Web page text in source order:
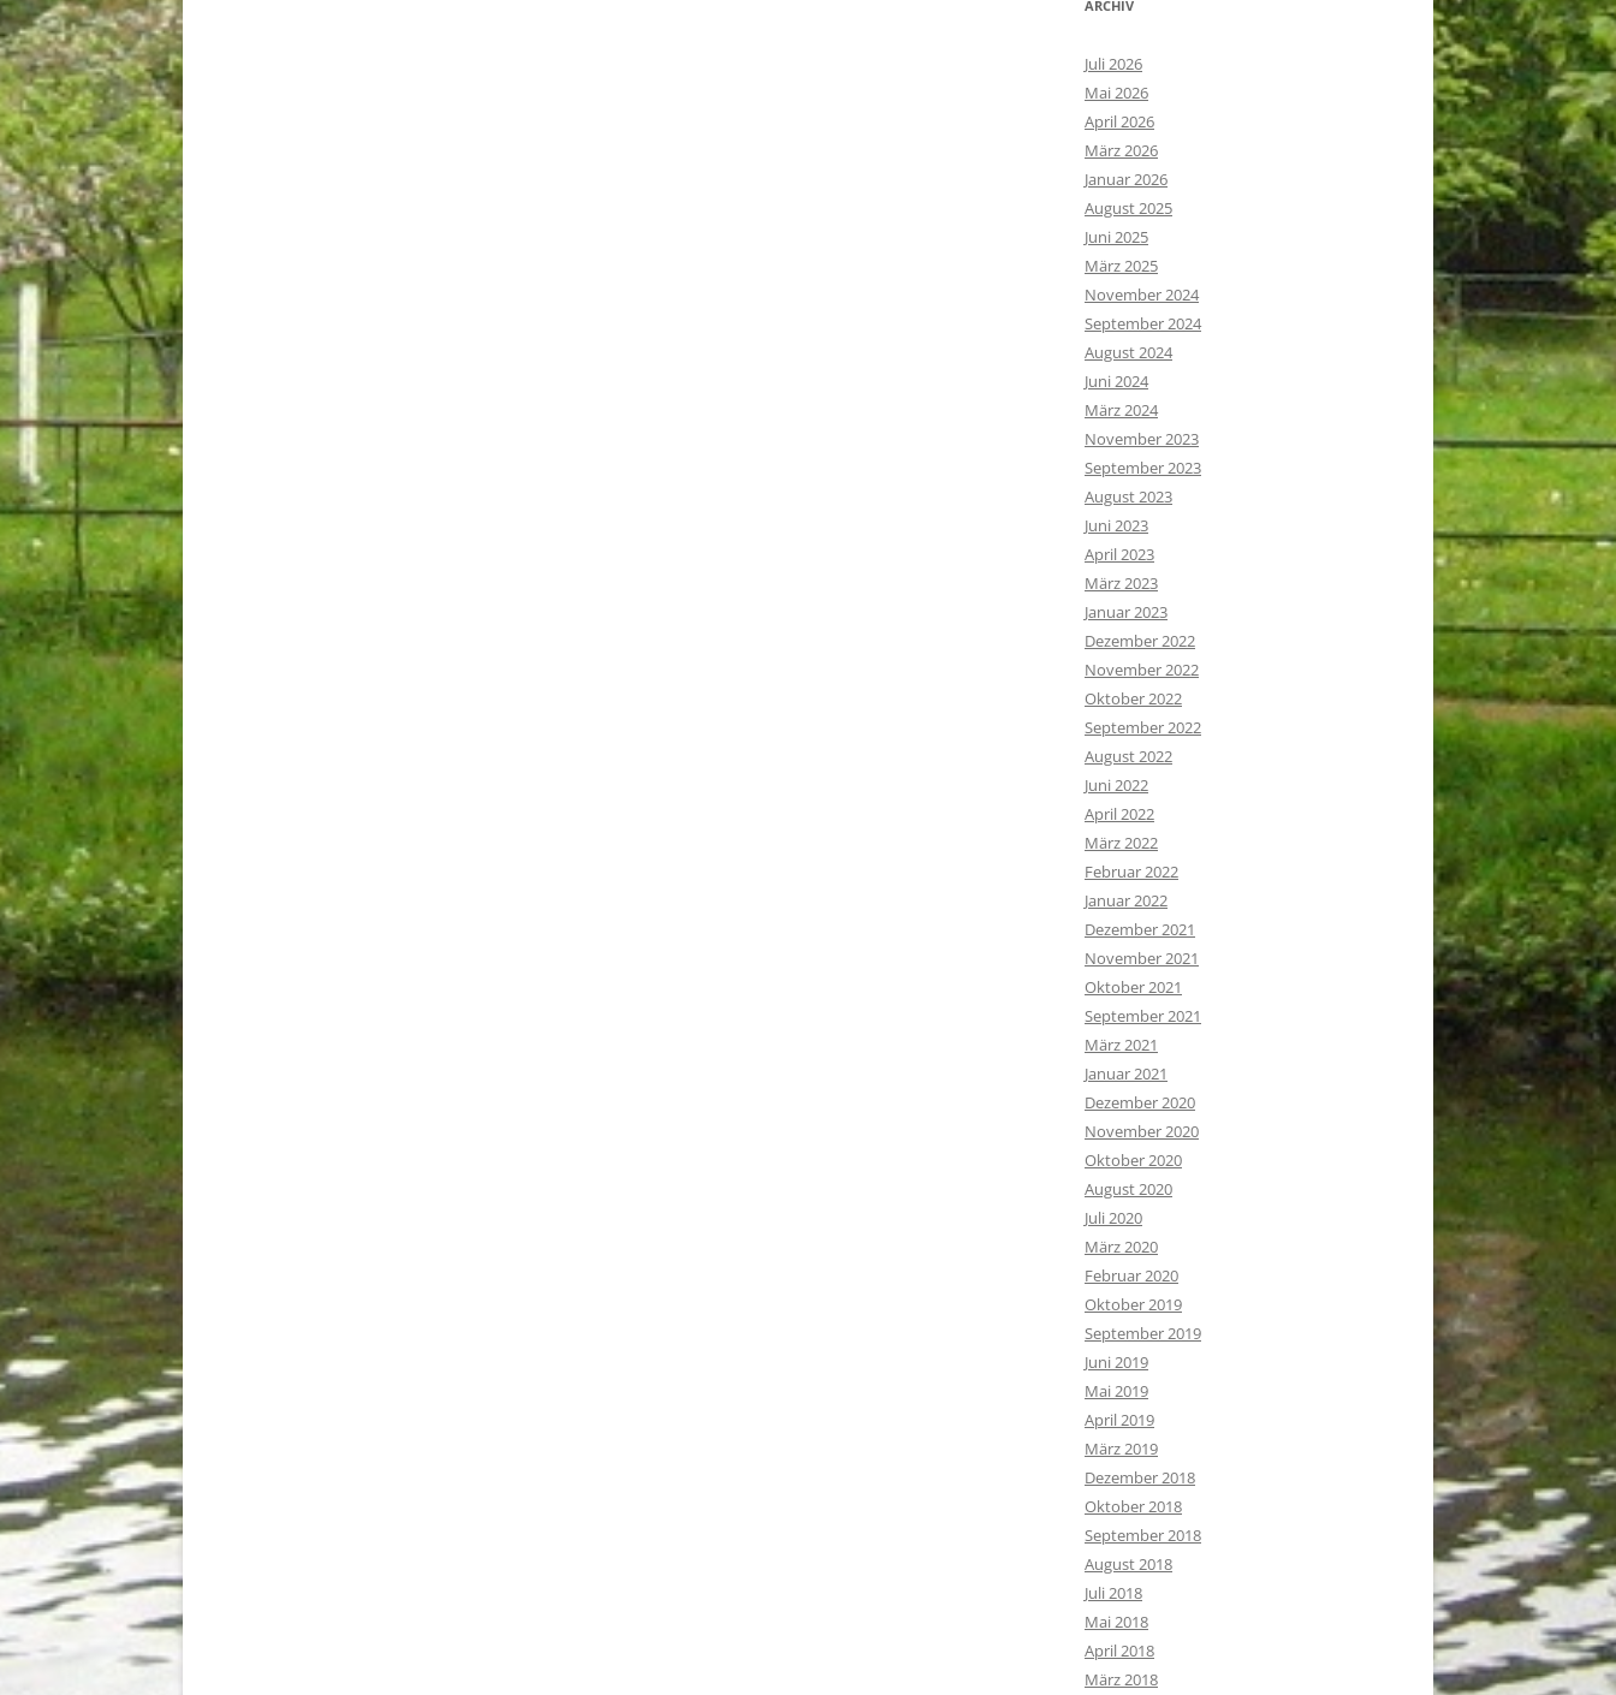
ARCHIV
Juli 2026
Mai 2026
April 2026
März 2026
Januar 2026
August 2025
Juni 2025
März 2025
November 2024
September 2024
August 2024
Juni 2024
März 2024
November 2023
September 2023
August 2023
Juni 2023
April 2023
März 2023
Januar 2023
Dezember 2022
November 2022
Oktober 2022
September 2022
August 2022
Juni 2022
April 2022
März 2022
Februar 2022
Januar 2022
Dezember 2021
November 2021
Oktober 2021
September 2021
März 2021
Januar 2021
Dezember 2020
November 2020
Oktober 2020
August 2020
Juli 2020
März 2020
Februar 2020
Oktober 2019
September 2019
Juni 2019
Mai 2019
April 2019
März 2019
Dezember 2018
Oktober 2018
September 2018
August 2018
Juli 2018
Mai 2018
April 2018
März 2018